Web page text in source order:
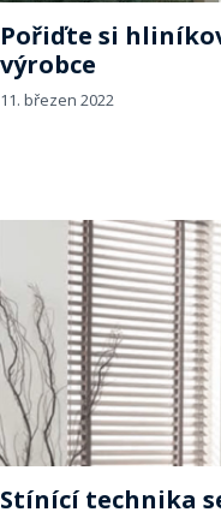
Pořiďte si
výrobce
11. březen 2022
Stínící technika